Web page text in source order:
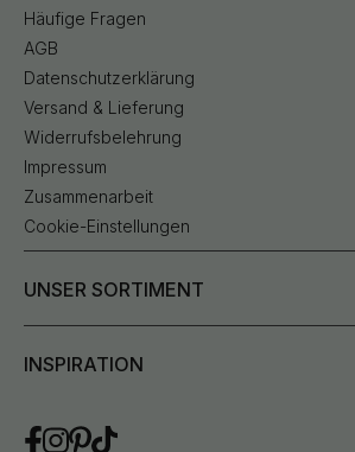
Häufige Fragen
AGB
Datenschutzerklärung
Versand & Lieferung
Widerrufsbelehrung
Impressum
Zusammenarbeit
Cookie-Einstellungen
UNSER SORTIMENT
INSPIRATION